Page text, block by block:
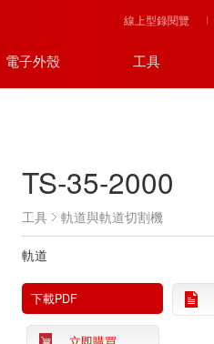
線上型錄閱覽
電子外殼 工具
TS-35-2000
工具 軌道與軌道切割機
軌道
下載PDF